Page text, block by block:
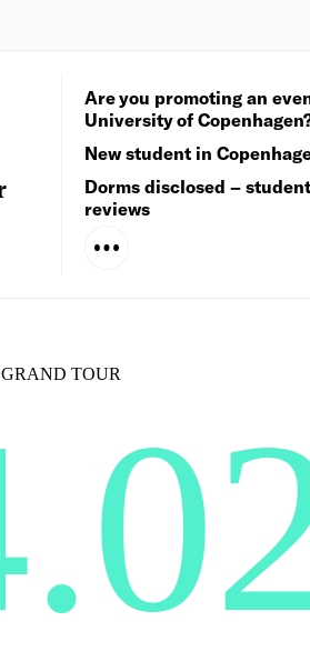
Are you promoting an
University of
New student in
Dorms disclosed –
reviews
GRAND TOUR